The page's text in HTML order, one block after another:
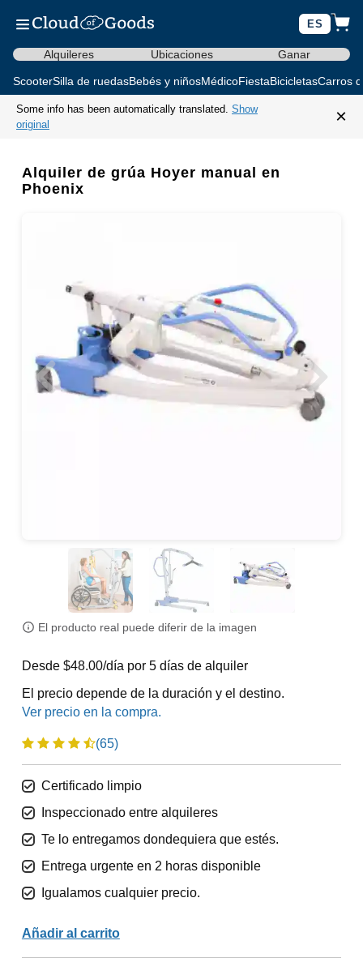
ES
Alquileres Ubicaciones Ganar
ScooterSilla de ruedasBebés y niñosMédicoFiestaBicicletasCarros
Some info has been automatically translated. Show
original
×
Alquiler de grúa Hoyer manual en
Phoenix
El producto real puede diferir de la imagen
Desde $48.00/día por 5 días de alquiler
El precio depende de la duración y el destino.
(65)
Certificado limpio
Inspeccionado entre alquileres
Te lo entregamos dondequiera que estés.
Entrega urgente en 2 horas disponible
Igualamos cualquier precio.
Añadir al carrito